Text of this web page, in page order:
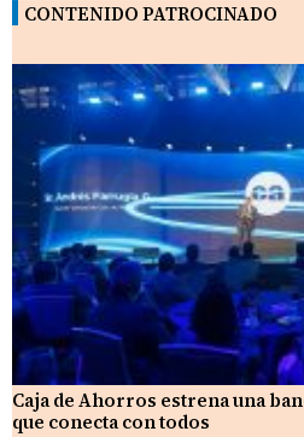
CONTENIDO PATROCINADO
Caja de Ahorros estrena una
que conecta con todos